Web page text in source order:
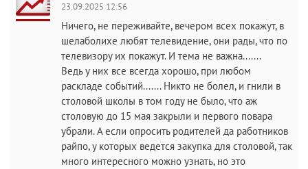
23.09.2025 12:56
Ничего, не переживайте, вечером всех покажут, в
шелаболихе любят телевидение, они рады, что по
телевизору их покажут. И тема не важна.......
Ведь у них все всегда хорошо, при любом
раскладе событий....... Никто не болел, и гнили в
столовой школы в том году не было, что аж
столовую до 15 мая закрыли и первого повара
убрали. А если опросить родителей да работников
райпо, у которых ведется закупка для столовой, так
много интересного можно узнать, но это